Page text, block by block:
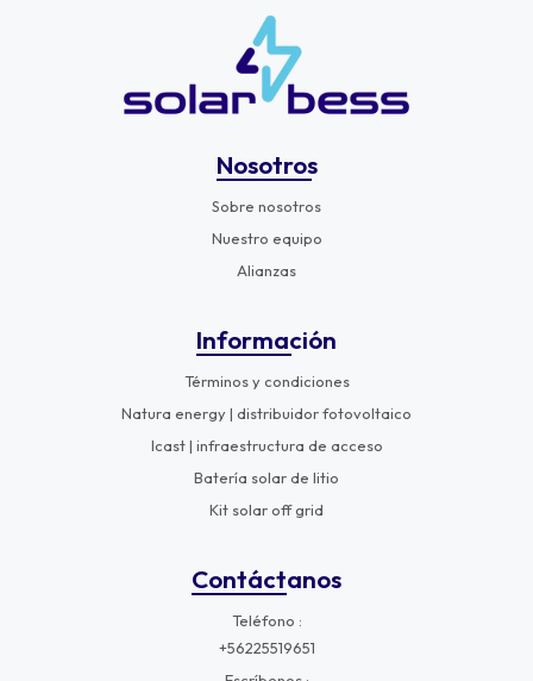
Nosotros
Sobre nosotros
Nuestro equipo
Alianzas
Información
Términos y condiciones
Natura energy | distribuidor fotovoltaico
Icast | infraestructura de acceso
Batería solar de litio
Kit solar off grid
Contáctanos
Teléfono
+56225519651